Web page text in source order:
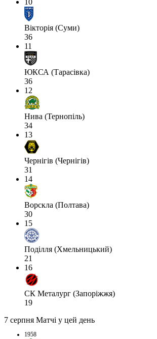
10
Вікторія (Суми)
36
11
ЮКСА (Тарасівка)
36
12
Нива (Тернопіль)
34
13
Чернігів (Чернігів)
31
14
Ворскла (Полтава)
30
15
Поділля (Хмельницький)
21
16
СК Металург (Запоріжжя)
19
7 серпня Матчі у цей день
1958